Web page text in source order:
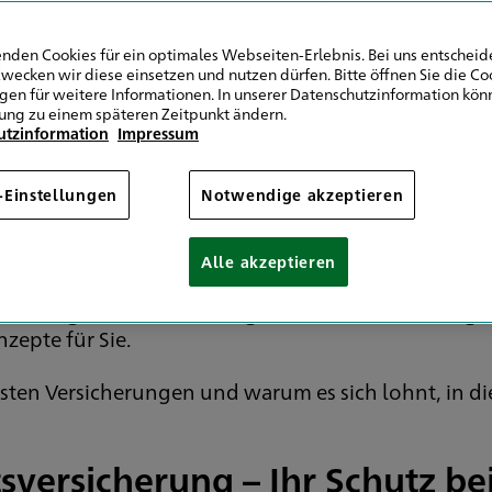
für alle
bieten wir Ihnen maßgeschneiderte
im Alltag oder die Absicherung
für Sie.
Versicherungen und warum es sich lohnt, in
– Ihr Schutz
Cookies für ein optimales Webseiten-Erlebnis. Bei uns
wir diese einsetzen und nutzen dürfen. Bitte öffnen Sie die
für weitere Informationen. In unserer Datenschutzinformation
zu einem späteren Zeitpunkt ändern.
Impressum
Einstellungen Notwendige akzeptieren
Alle akzeptieren